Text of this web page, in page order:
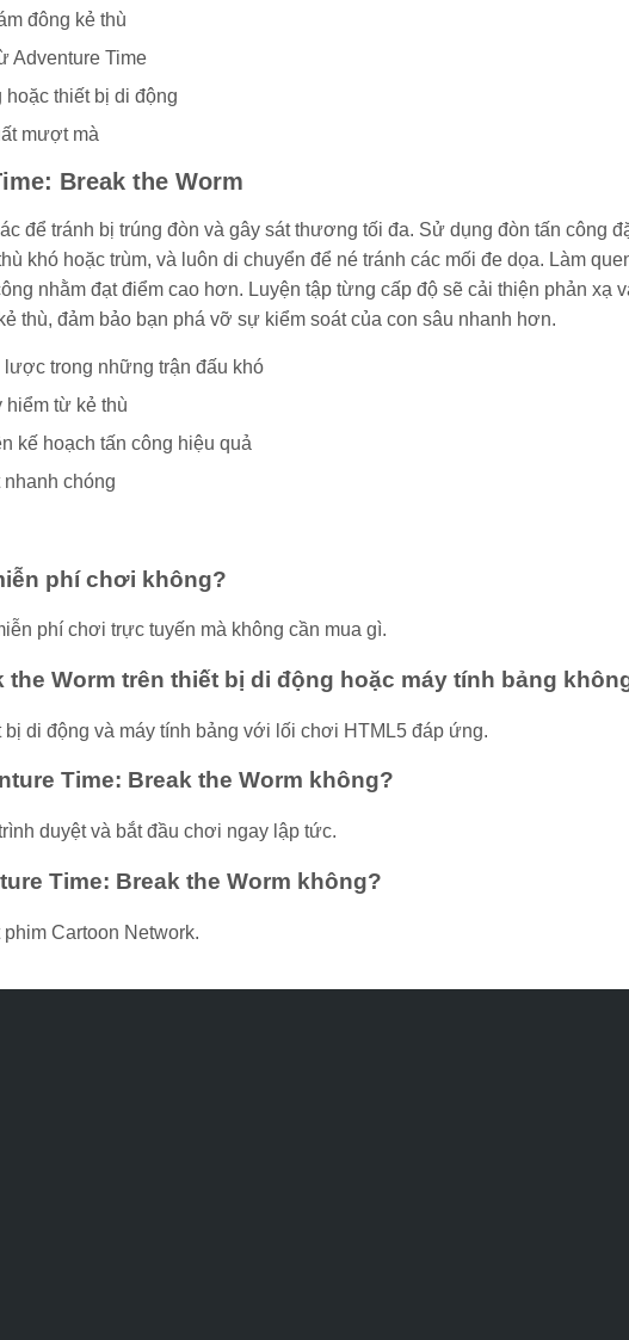
đông kẻ thù
Adventure Time
thiết bị di động
mượt mà
Break the Worm
để tránh bị trúng đòn và gây sát thương tối đa. Sử dụng đòn tấn công
khó hoặc trùm, và luôn di chuyển để né tránh các mối đe dọa. Làm
nhằm đạt điểm cao hơn. Luyện tập từng cấp độ sẽ cải thiện phản xạ
thù, đảm bảo bạn phá vỡ sự kiểm soát của con sâu nhanh hơn.
trong những trận đấu khó
hiểm từ kẻ thù
kế hoạch tấn công hiệu quả
nhanh chóng
phí chơi không?
phí chơi trực tuyến mà không cần mua gì.
Worm trên thiết bị di động hoặc máy tính bảng
di động và máy tính bảng với lối chơi HTML5 đáp ứng.
Time: Break the Worm không?
duyệt và bắt đầu chơi ngay lập tức.
Time: Break the Worm không?
Cartoon Network.